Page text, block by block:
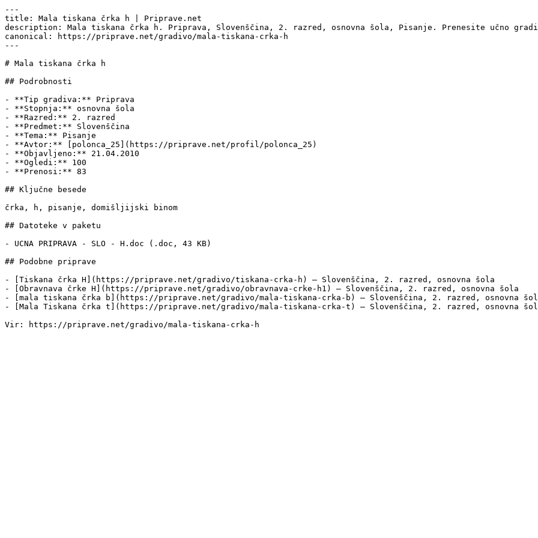
---
title: Mala tiskana črka h | Priprave.net
description: Mala tiskana črka h. Priprava, Slovenščina, 2. razred, osnovna šola, Pisanje. Prenesite učno
canonical: https://priprave.net/gradivo/mala-tiskana-crka-h
---
# Mala tiskana črka h
## Podrobnosti
- **Tip gradiva:** Priprava
- **Stopnja:** osnovna šola
- **Razred:** 2. razred
- **Predmet:** Slovenščina
- **Tema:** Pisanje
- **Avtor:** [polonca_25](https://priprave.net/profil/polonca_25)
- **Objavljeno:** 21.04.2010
- **Ogledi:** 100
- **Prenosi:** 83
## Ključne besede
črka, h, pisanje, domišljijski binom
## Datoteke v paketu
- UCNA PRIPRAVA - SLO - H.doc (.doc, 43 KB)
## Podobne priprave
- [Tiskana črka H](https://priprave.net/gradivo/tiskana-crka-h) — Slovenščina, 2. razred, osnovna šola
- [Obravnava črke H](https://priprave.net/gradivo/obravnava-crke-h1) — Slovenščina, 2. razred, osnovna šola
- [mala tiskana črka b](https://priprave.net/gradivo/mala-tiskana-crka-b) — Slovenščina, 2. razred, osnovna
- [Mala Tiskana črka t](https://priprave.net/gradivo/mala-tiskana-crka-t) — Slovenščina, 2. razred, osnovna